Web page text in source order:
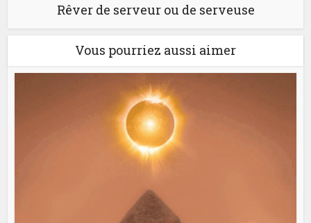
Rêver de serveur ou de serveuse
Vous pourriez aussi aimer